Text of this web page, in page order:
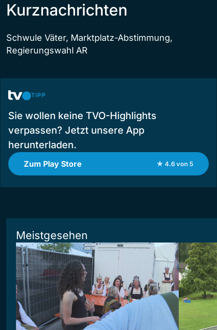
Kurznachrichten
Schwule Väter, Marktplatz-Abstimmung,
Regierungswahl AR
TIPP
Sie wollen keine TVO-Highlights
verpassen? Jetzt unsere App
herunterladen.
Zum Play Store ★ 4.6 von 5
Meistgesehen